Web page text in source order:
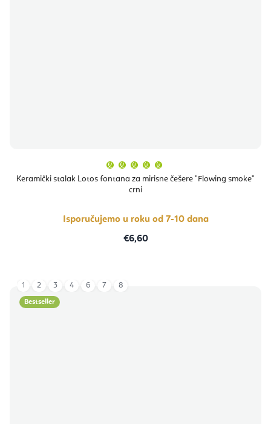
Keramički stalak Lotos fontana za mirisne češere "Flowing smoke"
crni
proizvoda
je
zvjezdica.
Isporučujemo u roku od 7-10 dana
€6,60
Bestseller
1 2 3 4 6 7 8